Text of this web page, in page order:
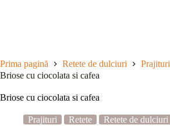
Prima pagină Retete de dulciuri
Prajituri
Briose cu ciocolata si cafea
Briose cu ciocolata si cafea
Prajituri Retete Retete de dulciuri